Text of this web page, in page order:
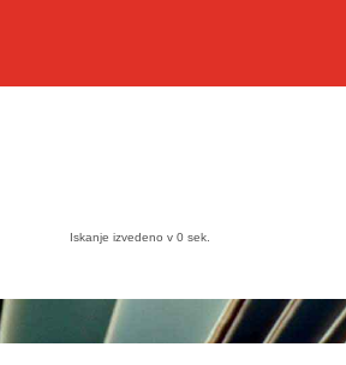
Iskanje izvedeno v 0 sek.